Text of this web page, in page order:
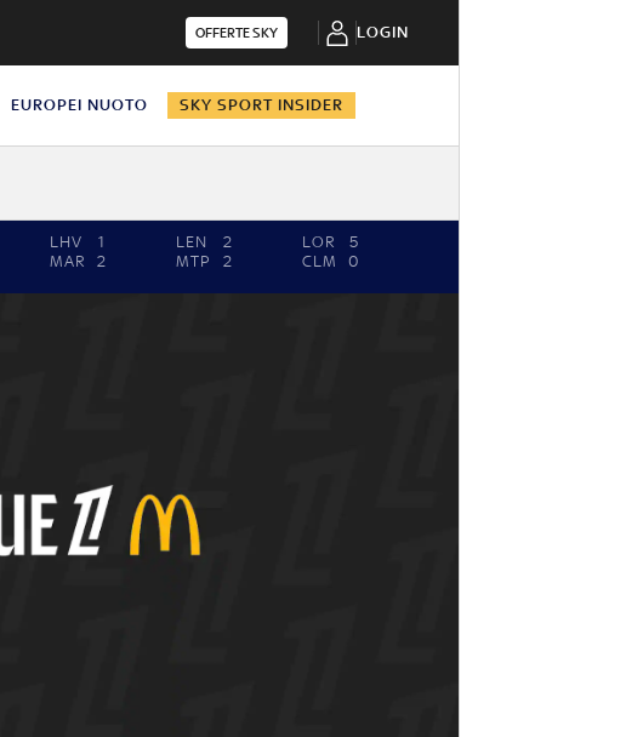
OFFERTE SKY LOGIN
EUROPEI NUOTO SKY SPORT INSIDER
LHV
1
MAR
2
LEN
2
MTP
2
LOR
5
CLM
0